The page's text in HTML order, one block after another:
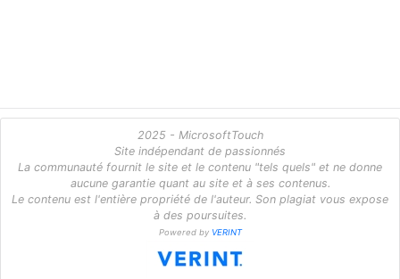
2025 - MicrosoftTouch
Site indépendant de passionnés
La communauté fournit le site et le contenu "tels quels" et ne donne
aucune garantie quant au site et à ses contenus.
Le contenu est l'entière propriété de l'auteur. Son plagiat vous expose
à des poursuites.
Powered by VERINT